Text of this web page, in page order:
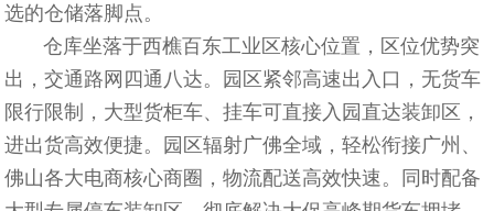
选的仓储落脚点。
仓库坐落于西樵百东工业区核心位置，区位优势突
出，交通路网四通八达。园区紧邻高速出入口，无货车
限行限制，大型货柜车、挂车可直接入园直达装卸区，
进出货高效便捷。园区辐射广佛全域，轻松衔接广州、
佛山各大电商核心商圈，物流配送高效快速。同时配备